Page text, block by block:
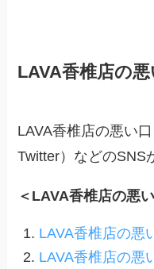
LAVA香椎店の
LAVA香椎店の悪い
Twitter）などのSNS
＜LAVA香椎店の悪
LAVA香椎店の
LAVA香椎店の